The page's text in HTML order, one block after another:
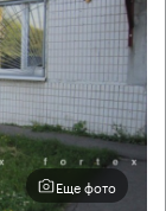
Еще фото